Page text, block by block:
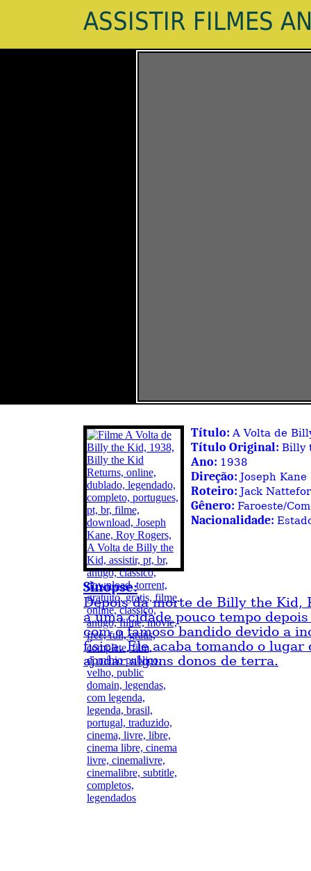
ASSISTIR FILMES
Título:A Volta de
Título Original: Billy
Ano: 1938
Direção: Joseph Kane
Roteiro: Jack
Gênero: Faroeste/
Nacionalidade:
Sinopse:
Depois da morte de Billy the Kid,
a uma cidade pouco tempo
com o famoso bandido devido a
física. Ele acaba tomando o lugar
ajudar alguns donos de terra.